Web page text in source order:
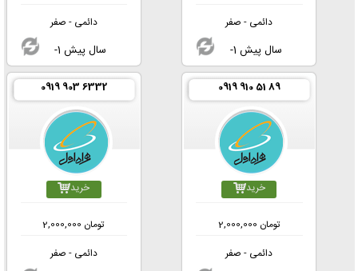
دائمی - صفر
-1 سال پیش
دائمی - صفر
-1 سال پیش
0919 910 51 89
خرید
2,000,000 تومان
دائمی - صفر
0919 903 6332
خرید
2,000,000 تومان
دائمی - صفر